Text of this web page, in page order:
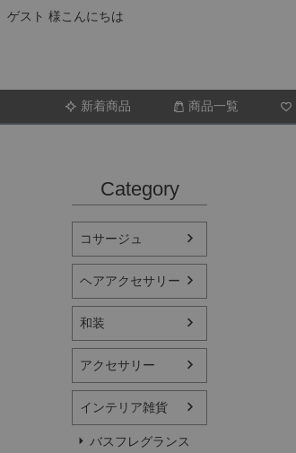
ゲスト 様こんにちは
新着商品 商品一覧
Category
コサージュ
ヘアアクセサリー
和装
アクセサリー
インテリア雑貨
バスフレグランス